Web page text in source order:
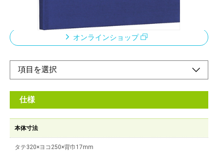
のアルバムです。
オンラインショップ
仕様
本体寸法
タテ320×ヨコ250×背巾17mm